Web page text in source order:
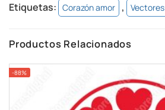
Etiquetas: Corazón amor , Vectores
Productos Relacionados
-88%